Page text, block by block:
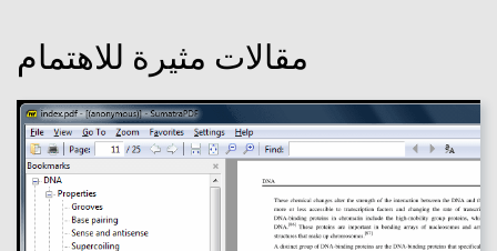
مقالات مثيرة للاهتمام